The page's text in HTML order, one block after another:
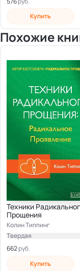
Купить
Похожие
Техники
Прощения
Колин Типпинг
662
Твердая
Мягкая
Электронная
Купить